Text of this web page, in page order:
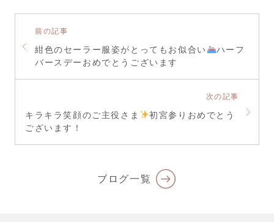
前の記事
紺色のセーラー服姿がとってもお似合い
ハーフ
バースデーおめでとうございます
次の記事
キラキラ笑顔のご主役さま
初宮参りおめでとう
ございます！
ブログ一覧